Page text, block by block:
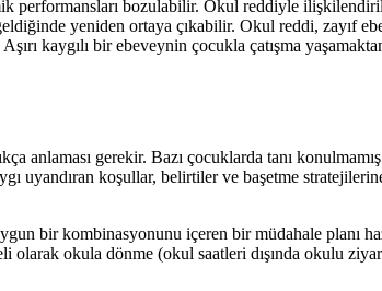
performansları bozulabilir. Okul reddiyle
yeniden ortaya çıkabilir. Okul reddi, zayıf
kaygılı bir ebeveynin çocukla çatışma
anlaması gerekir. Bazı çocuklarda tanı
uyandıran koşullar, belirtiler ve başetme
bir kombinasyonunu içeren bir müdahale planı
okula dönme (okul saatleri dışında okulu